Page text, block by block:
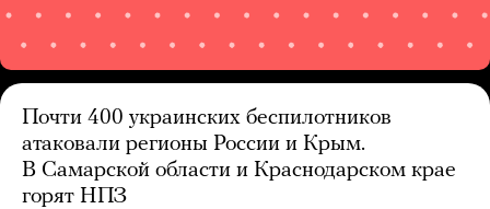
Почти 400 украинских беспилотников
атаковали регионы России и Крым.
В Самарской области и Краснодарском крае
горят НПЗ